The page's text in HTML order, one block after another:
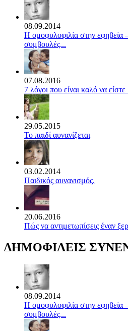
08.09.2014
Η ομοφυλοφιλία στην εφηβεία
συμβουλές...
07.08.2016
7 λόγοι που είναι καλό να
29.05.2015
Το παιδί αυνανίζεται
03.02.2014
Παιδικός αυνανισμός.
20.06.2016
Πώς να αντιμετωπίσεις έναν
ΔΗΜΟΦΙΛΕΙΣ
08.09.2014
Η ομοφυλοφιλία στην εφηβεία
συμβουλές...